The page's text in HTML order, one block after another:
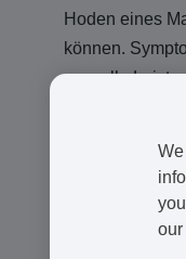
Hoden eines
können.
sexuelle
our